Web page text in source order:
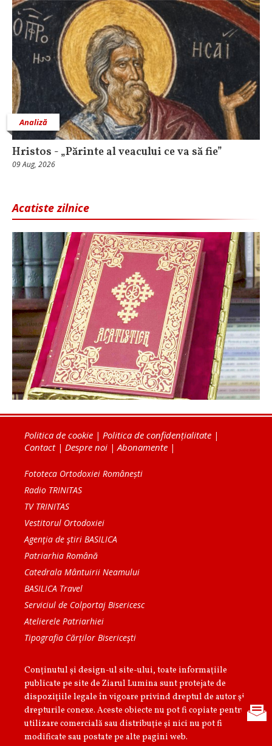
Analiză
Hristos - „Părinte al veacului ce va să fie”
09 Aug, 2026
Acatiste zilnice
Politica de cookie | Politica de confidențialitate |
Contact| Despre noi |Abonamente |
Fototeca Ortodoxiei Românești
Radio TRINITAS
TV TRINITAS
Vestitorul Ortodoxiei
Agenţia de ştiri BASILICA
Patriarhia Română
Catedrala Mântuirii Neamului
BASILICA Travel
Serviciul de Colportaj Bisericesc
Atelierele Patriarhiei
Tipografia Cărţilor Bisericeşti
Conținutul și design-ul site-ului, toate informaţiile
publicate pe site de Ziarul Lumina sunt protejate de
dispoziţiile legale în vigoare privind dreptul de autor şi
drepturile conexe. Aceste obiecte nu pot fi copiate pentru
utilizare comercială sau distribuţie şi nici nu pot fi
modificate sau postate pe alte pagini web.